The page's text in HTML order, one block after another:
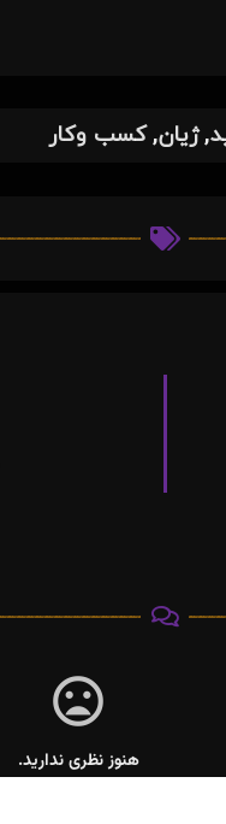
,ژیان,کسب وکار
هنوز نظری ندارید.